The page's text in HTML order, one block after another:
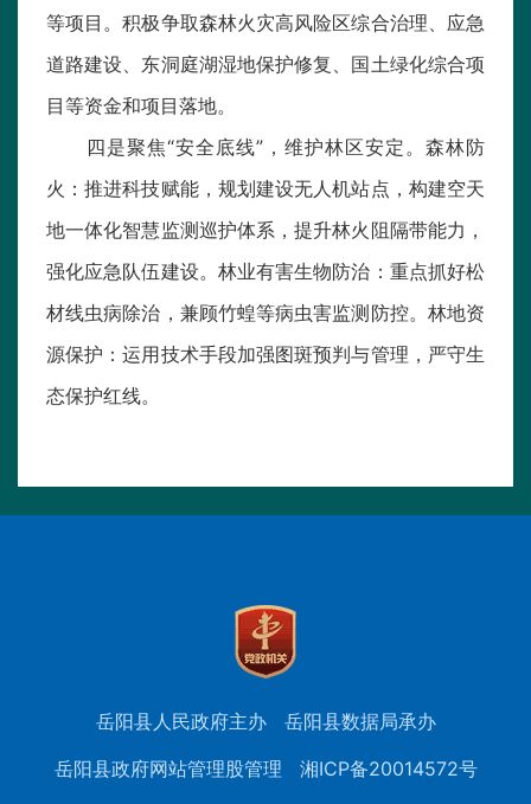
等项目。积极争取森林火灾高风险区综合治理、应急
道路建设、东洞庭湖湿地保护修复、国土绿化综合项
目等资金和项目落地。
四是聚焦“安全底线”，维护林区安定。森林防
火：推进科技赋能，规划建设无人机站点，构建空天
地一体化智慧监测巡护体系，提升林火阻隔带能力，
强化应急队伍建设。林业有害生物防治：重点抓好松
材线虫病除治，兼顾竹蝗等病虫害监测防控。林地资
源保护：运用技术手段加强图斑预判与管理，严守生
态保护红线。
岳阳县人民政府主办
岳阳县数据局承办
岳阳县政府网站管理股管理
湘ICP备20014572号